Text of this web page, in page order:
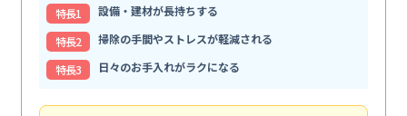
特⻑1
設備・建材が長持ちする
特⻑2
掃除の手間やストレスが軽減される
特⻑3
日々のお手入れがラクになる